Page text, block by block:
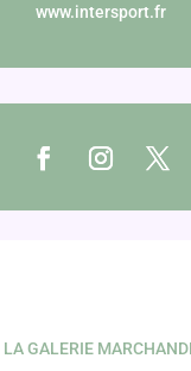
www.intersport.fr
LA GALERIE